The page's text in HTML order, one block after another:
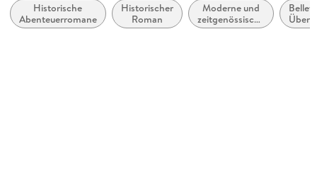
Übersetzung
Karolina Fell
Historische
Abenteuerromane
Historischer
Roman
Moderne und
zeitgenössische
Belletristik: